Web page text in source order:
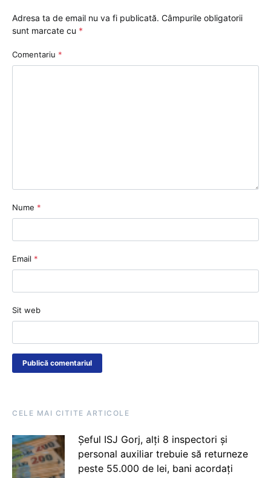
Adresa ta de email nu va fi publicată. Câmpurile obligatorii
sunt marcate cu *
Comentariu *
Nume *
Email *
Sit web
CELE MAI CITITE ARTICOLE
Șeful ISJ Gorj, alți 8 inspectori și
personal auxiliar trebuie să returneze
peste 55.000 de lei, bani acordați